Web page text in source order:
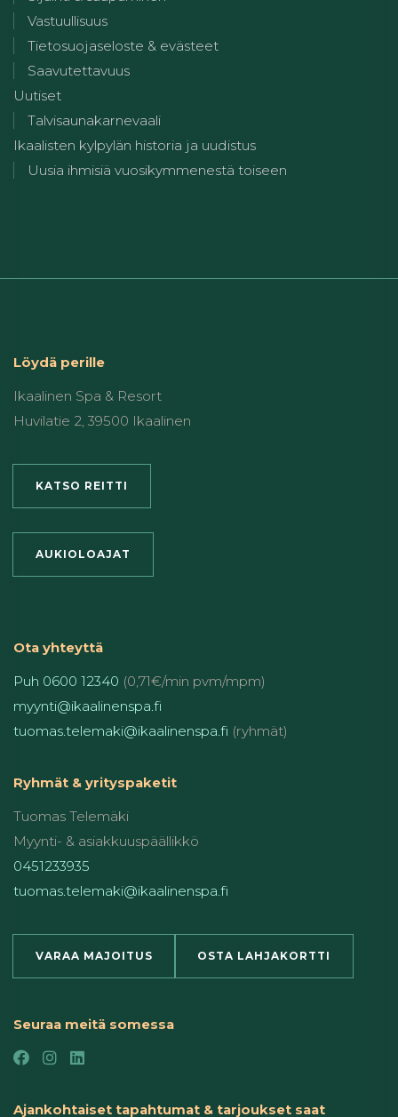
Vastuullisuus
Tietosuojaseloste & evästeet
Saavutettavuus
Uutiset
Talvisaunakarnevaali
Ikaalisten kylpylän historia ja uudistus
Uusia ihmisiä vuosikymmenestä toiseen
Löydä perille
Ikaalinen Spa & Resort
Huvilatie 2, 39500 Ikaalinen
KATSO REITTI
AUKIOLOAJAT
Ota yhteyttä
Puh 0600 12340 (0,71€/min pvm/mpm)
myynti@ikaalinenspa.fi
tuomas.telemaki@ikaalinenspa.fi (ryhmät)
Ryhmät & yrityspaketit
Tuomas Telemäki
Myynti- & asiakkuuspäällikkö
0451233935
tuomas.telemaki@ikaalinenspa.fi
VARAA MAJOITUS OSTA LAHJAKORTTI
Seuraa meitä somessa
Ajankohtaiset tapahtumat & tarjoukset saat